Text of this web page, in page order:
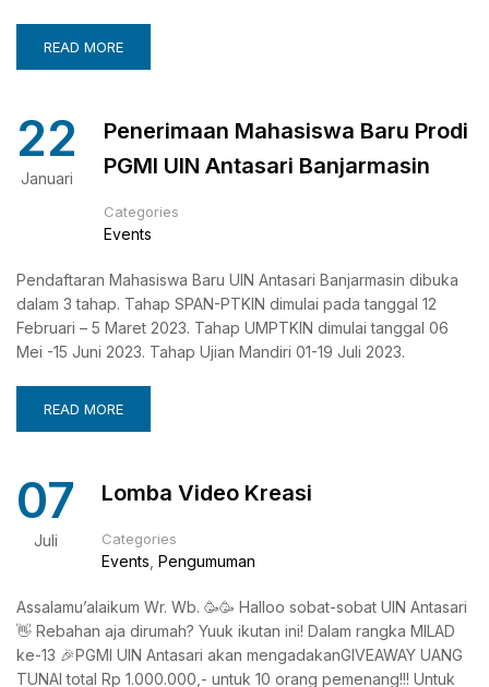
READ MORE
22
Januari
Penerimaan Mahasiswa Baru Prodi
PGMI UIN Antasari Banjarmasin
Categories
Events
Pendaftaran Mahasiswa Baru UIN Antasari Banjarmasin dibuka
dalam 3 tahap. Tahap SPAN-PTKIN dimulai pada tanggal 12
Februari – 5 Maret 2023. Tahap UMPTKIN dimulai tanggal 06
Mei -15 Juni 2023. Tahap Ujian Mandiri 01-19 Juli 2023.
READ MORE
07
Juli
Lomba Video Kreasi
Categories
Events Pengumuman
Assalamu’alaikum Wr. Wb. 🥳🥳 Halloo sobat-sobat UIN Antasari
👋 Rebahan aja dirumah? Yuuk ikutan ini! Dalam rangka MILAD
ke-13 🎉PGMI UIN Antasari akan mengadakanGIVEAWAY UANG
TUNAI total Rp 1.000.000,- untuk 10 orang pemenang!!! Untuk